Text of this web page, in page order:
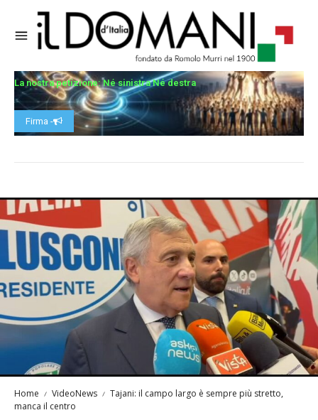
La nostra petizione: Né sinistra Né destra
Firma -
Home VideoNews
Tajani: il campo largo è sempre più stretto,
manca il centro